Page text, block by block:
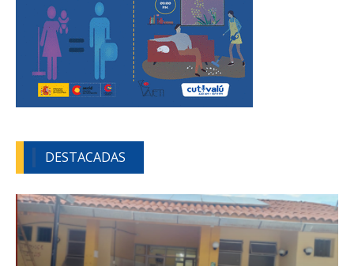
DESTACADAS